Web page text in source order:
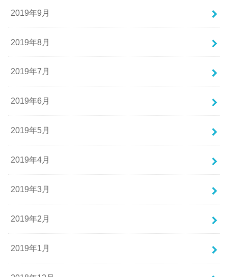
2019年9月
2019年8月
2019年7月
2019年6月
2019年5月
2019年4月
2019年3月
2019年2月
2019年1月